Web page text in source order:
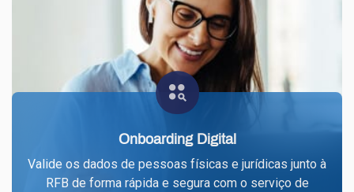
Onboarding Digital
Valide os dados de pessoas físicas e jurídicas junto à
RFB de forma rápida e segura com o serviço de